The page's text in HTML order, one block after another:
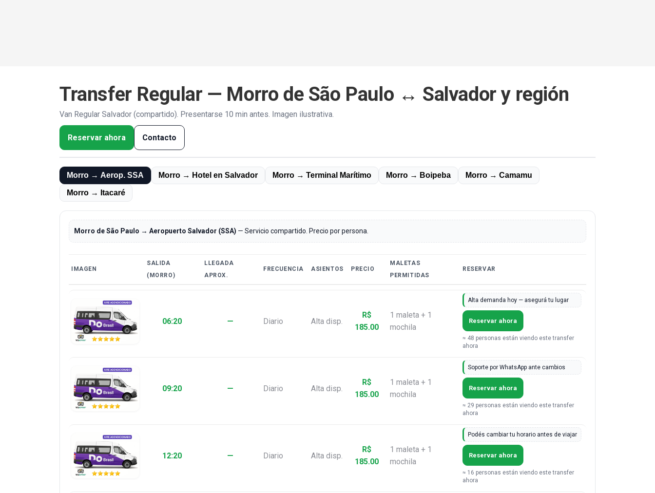
Transfer Regular — Morro de São Paulo ↔ Salvador y región
Van Regular Salvador (compartido). Presentarse 10 min antes. Imagen ilustrativa.
Reservar ahora Contacto
Morro → Aerop. SSA Morro → Hotel en Salvador Morro → Terminal Marítimo Morro → Boipeba Morro → Camamu
Morro → Itacaré
Morro de São Paulo → Aeropuerto Salvador (SSA) — Servicio compartido. Precio por persona.
IMAGEN
SALIDA
(MORRO)
LLEGADA
APROX.
FRECUENCIA ASIENTOS PRECIO
MALETAS
PERMITIDAS
RESERVAR
06:20 — Diario Alta disp.
R$
185.00
1 maleta + 1
mochila
Alta demanda hoy — asegurá tu lugar
Reservar ahora
≈ 48 personas están viendo este transfer
ahora
09:20 — Diario Alta disp.
R$
185.00
1 maleta + 1
mochila
Soporte por WhatsApp ante cambios
Reservar ahora
≈ 29 personas están viendo este transfer
ahora
12:20 — Diario Alta disp.
R$
185.00
1 maleta + 1
mochila
Podés cambiar tu horario antes de viajar
Reservar ahora
≈ 16 personas están viendo este transfer
ahora